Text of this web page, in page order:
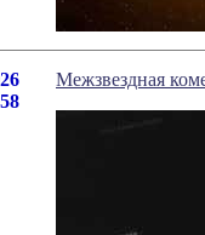
Межзвездная